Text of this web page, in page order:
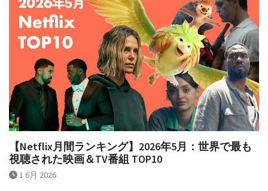
【Netflix月間ランキング】2026年5月：世界で最も
視聴された映画＆TV番組 TOP10
1 6月 2026